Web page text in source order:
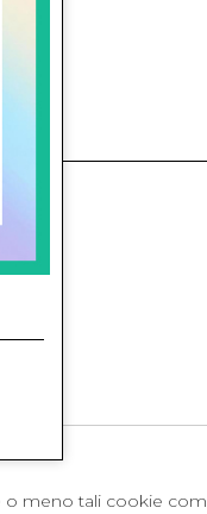
o meno tali cookie